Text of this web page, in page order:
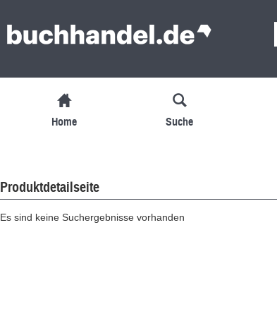
Home Suche
Produktdetailseite
Es sind keine Suchergebnisse vorhanden